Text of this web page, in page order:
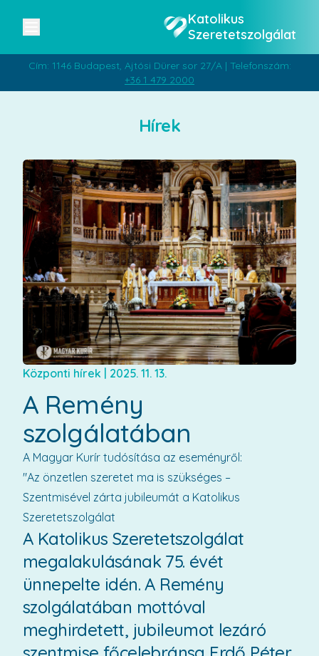
Katolikus
Szeretetszolgálat
Cím: 1146 Budapest, Ajtósi Dürer sor 27/A | Telefonszám:
+36 1 479 2000
Hírek
Központi hírek | 2025. 11. 13.
A Remény
szolgálatában
A Magyar Kurír tudósítása az eseményről:
"Az önzetlen szeretet ma is szükséges –
Szentmisével zárta jubileumát a Katolikus
Szeretetszolgálat
A Katolikus Szeretetszolgálat
megalakulásának 75. évét
ünnepelte idén. A Remény
szolgálatában mottóval
meghirdetett, jubileumot lezáró